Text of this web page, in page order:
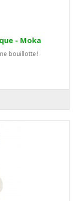
- Moka
bouillotte !